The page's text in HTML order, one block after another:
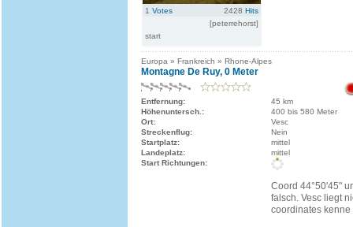
1 Votes 2428 Hits
[peterrehorst]
start
Europa » Frankreich » Rhone-Alpes
Montagne De Ruy, 0 Meter
Entfernung:
45 km
Höhenuntersch.:
400 bis 580 Meter
Ort:
Vesc
Streckenflug:
Nein
Startplatz:
mittel
Landeplatz:
mittel
Start Richtungen:
Coord 44°50'45"
falsch. Vesc liegt
coordinates kenne